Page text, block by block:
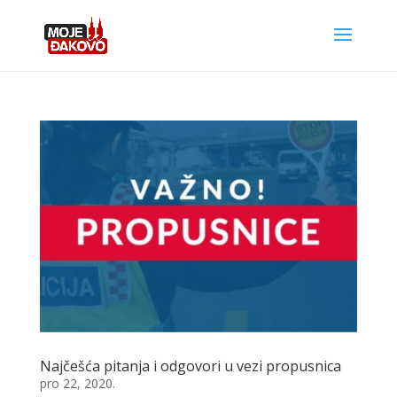
Najčešća pitanja i odgovori u vezi propusnica
pro 22, 2020.